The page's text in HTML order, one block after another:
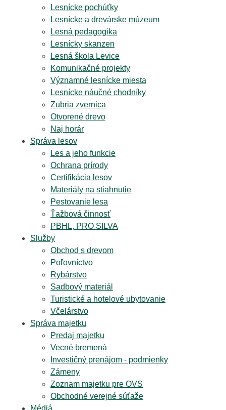
Lesnícke pochúťky
Lesnícke a drevárske múzeum
Lesná pedagogika
Lesnícky skanzen
Lesná škola Levice
Komunikačné projekty
Významné lesnícke miesta
Lesnícke náučné chodníky
Zubria zvernica
Otvorené drevo
Naj horár
Správa lesov
Les a jeho funkcie
Ochrana prírody
Certifikácia lesov
Materiály na stiahnutie
Pestovanie lesa
Ťažbová činnosť
PBHL, PRO SILVA
Služby
Obchod s drevom
Poľovníctvo
Rybárstvo
Sadbový materiál
Turistické a hotelové ubytovanie
Včelárstvo
Správa majetku
Predaj majetku
Vecné bremená
Investičný prenájom - podmienky
Zámeny
Zoznam majetku pre OVS
Obchodné verejné súťaže
Médiá